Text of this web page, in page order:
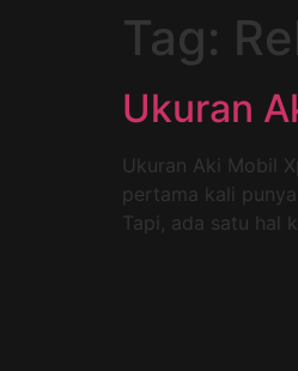
Tag:
Ukuran
Ukuran Aki Mobil
pertama kali
Tapi, ada satu